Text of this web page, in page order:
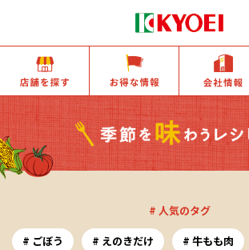
店舗を探す お得な情報
# 人気のタグ
ごぼう
えのきだけ 牛もも肉